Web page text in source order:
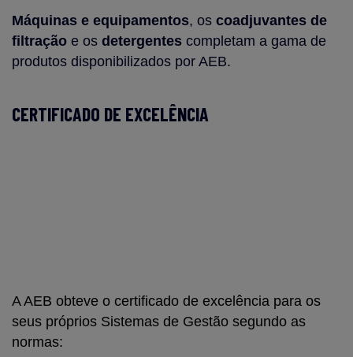
Máquinas e equipamentos, os coadjuvantes de
filtração e os detergentes completam a gama de
produtos disponibilizados por AEB.
CERTIFICADO DE EXCELÊNCIA
A AEB obteve o certificado de excelência para os
seus próprios Sistemas de Gestão segundo as
normas: